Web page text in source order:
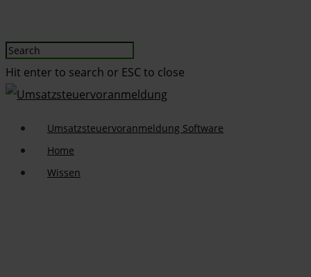
Hit enter to search or ESC to close
Umsatzsteuervoranmeldung Software
Home
Wissen